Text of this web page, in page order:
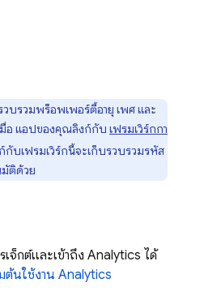
บรวมพร็อพเพอร์ตี้อายุ เพศ และ
มื่อ แอปของคุณลิงก์กับ เฟรมเวิร์กกา
กับเฟรมเวิร์กนี้จะเก็บรวบรวมรหัส
มัติด้วย
จ็กต์และเข้าถึง Analytics ได้
ต้นใช้งาน Analytics